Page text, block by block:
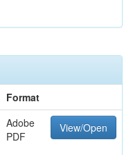
Format
Adobe
PDF
View/Open